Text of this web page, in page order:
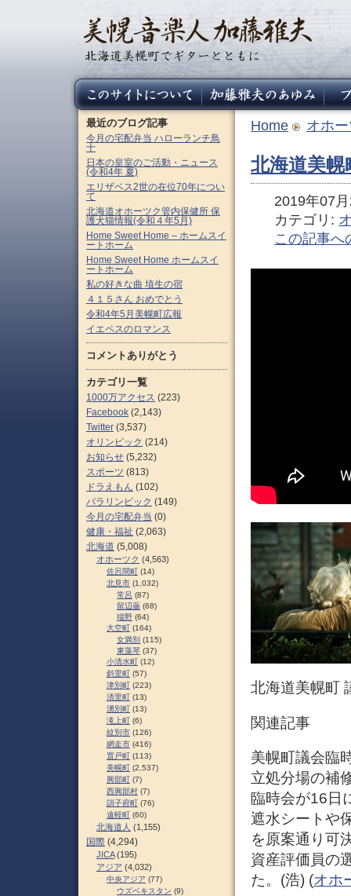
Home オホ
北海道美
2019年07
カテゴリ:
この記事へ
北海道美幌町
関連記事
美幌町議会臨
立処分場の補
臨時会が16日
遮水シートや
を原案通り可
資産評価員の
た。(浩) (オホ
最近のブログ記事
今月の宅配弁当 ハローランチ鳥
十
日本の皇室のご活動・ニュース
(令和4年 夏)
エリザベス2世の在位70年につい
て
北海道オホーツク管内保健所 保
護犬猫情報(令和４年5月)
Home Sweet Home – ホームスイ
ートホーム
Home Sweet Home ホームスイ
ートホーム
私の好きな曲 埴生の宿
４１５さん おめでとう
令和4年5月美幌町広報
イエペスのロマンス
コメントありがとう
カテゴリ一覧
1000万アクセス (223)
Facebook (2,143)
Twitter (3,537)
オリンピック (214)
お知らせ (5,232)
スポーツ (813)
ドラえもん (102)
パラリンピック (149)
今月の宅配弁当 (0)
健康・福祉 (2,063)
北海道 (5,008)
オホーツク (4,563)
佐呂間町 (14)
北見市 (1,032)
常呂 (87)
留辺蘂 (68)
端野 (64)
大空町 (164)
女満別 (115)
東藻琴 (37)
小清水町 (12)
斜里町 (57)
津別町 (223)
清里町 (13)
湧別町 (13)
滝上町 (6)
紋別市 (126)
網走市 (416)
置戸町 (113)
美幌町 (2,537)
興部町 (7)
西興部村 (7)
訓子府町 (76)
遠軽町 (60)
北海道人 (1,155)
国際 (4,294)
JICA(195)
アジア (4,032)
中央アジア (77)
ウズベキスタン (9)